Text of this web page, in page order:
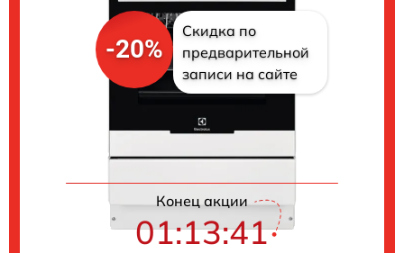
-20%
Скидка по
предварительной
записи на сайте
Цены на ремонт
Конец акции
01:13:40